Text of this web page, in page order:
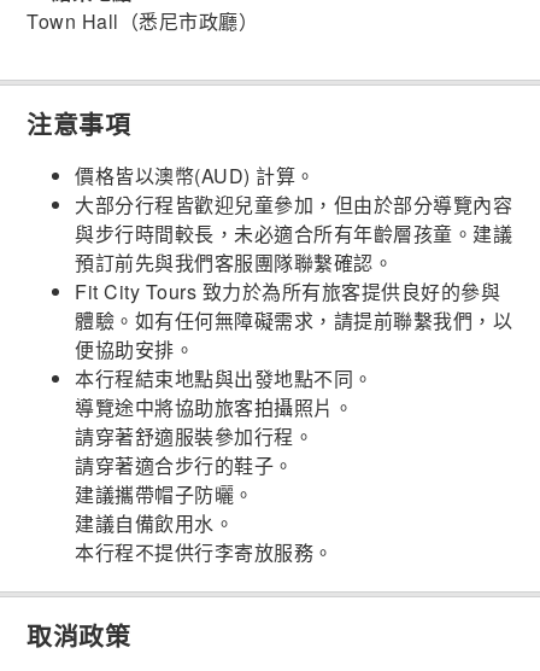
Town Hall（悉尼市政廳）
注意事項
價格皆以澳幣(AUD) 計算。
大部分行程皆歡迎兒童參加，但由於部分導覽內容
與步行時間較長，未必適合所有年齡層孩童。建議
預訂前先與我們客服團隊聯繫確認。
Fit City Tours 致力於為所有旅客提供良好的參與
體驗。如有任何無障礙需求，請提前聯繫我們，以
便協助安排。
本行程結束地點與出發地點不同。
導覽途中將協助旅客拍攝照片。
請穿著舒適服裝參加行程。
請穿著適合步行的鞋子。
建議攜帶帽子防曬。
建議自備飲用水。
本行程不提供行李寄放服務。
取消政策